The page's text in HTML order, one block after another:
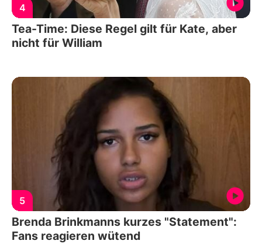
4
Tea-Time: Diese Regel gilt für Kate, aber
nicht für William
5
Brenda Brinkmanns kurzes "Statement":
Fans reagieren wütend